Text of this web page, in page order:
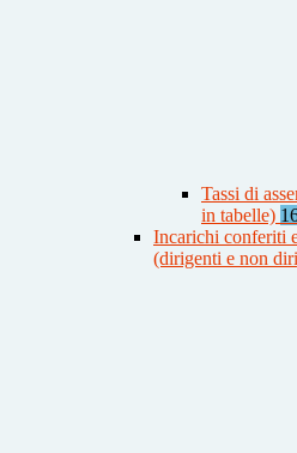
Tassi di
in tabelle)
Incarichi conferiti
(dirigenti e non